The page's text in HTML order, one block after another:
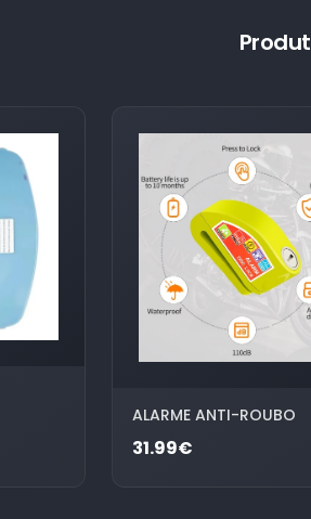
ALARME ANTI-ROUBO
31.99€